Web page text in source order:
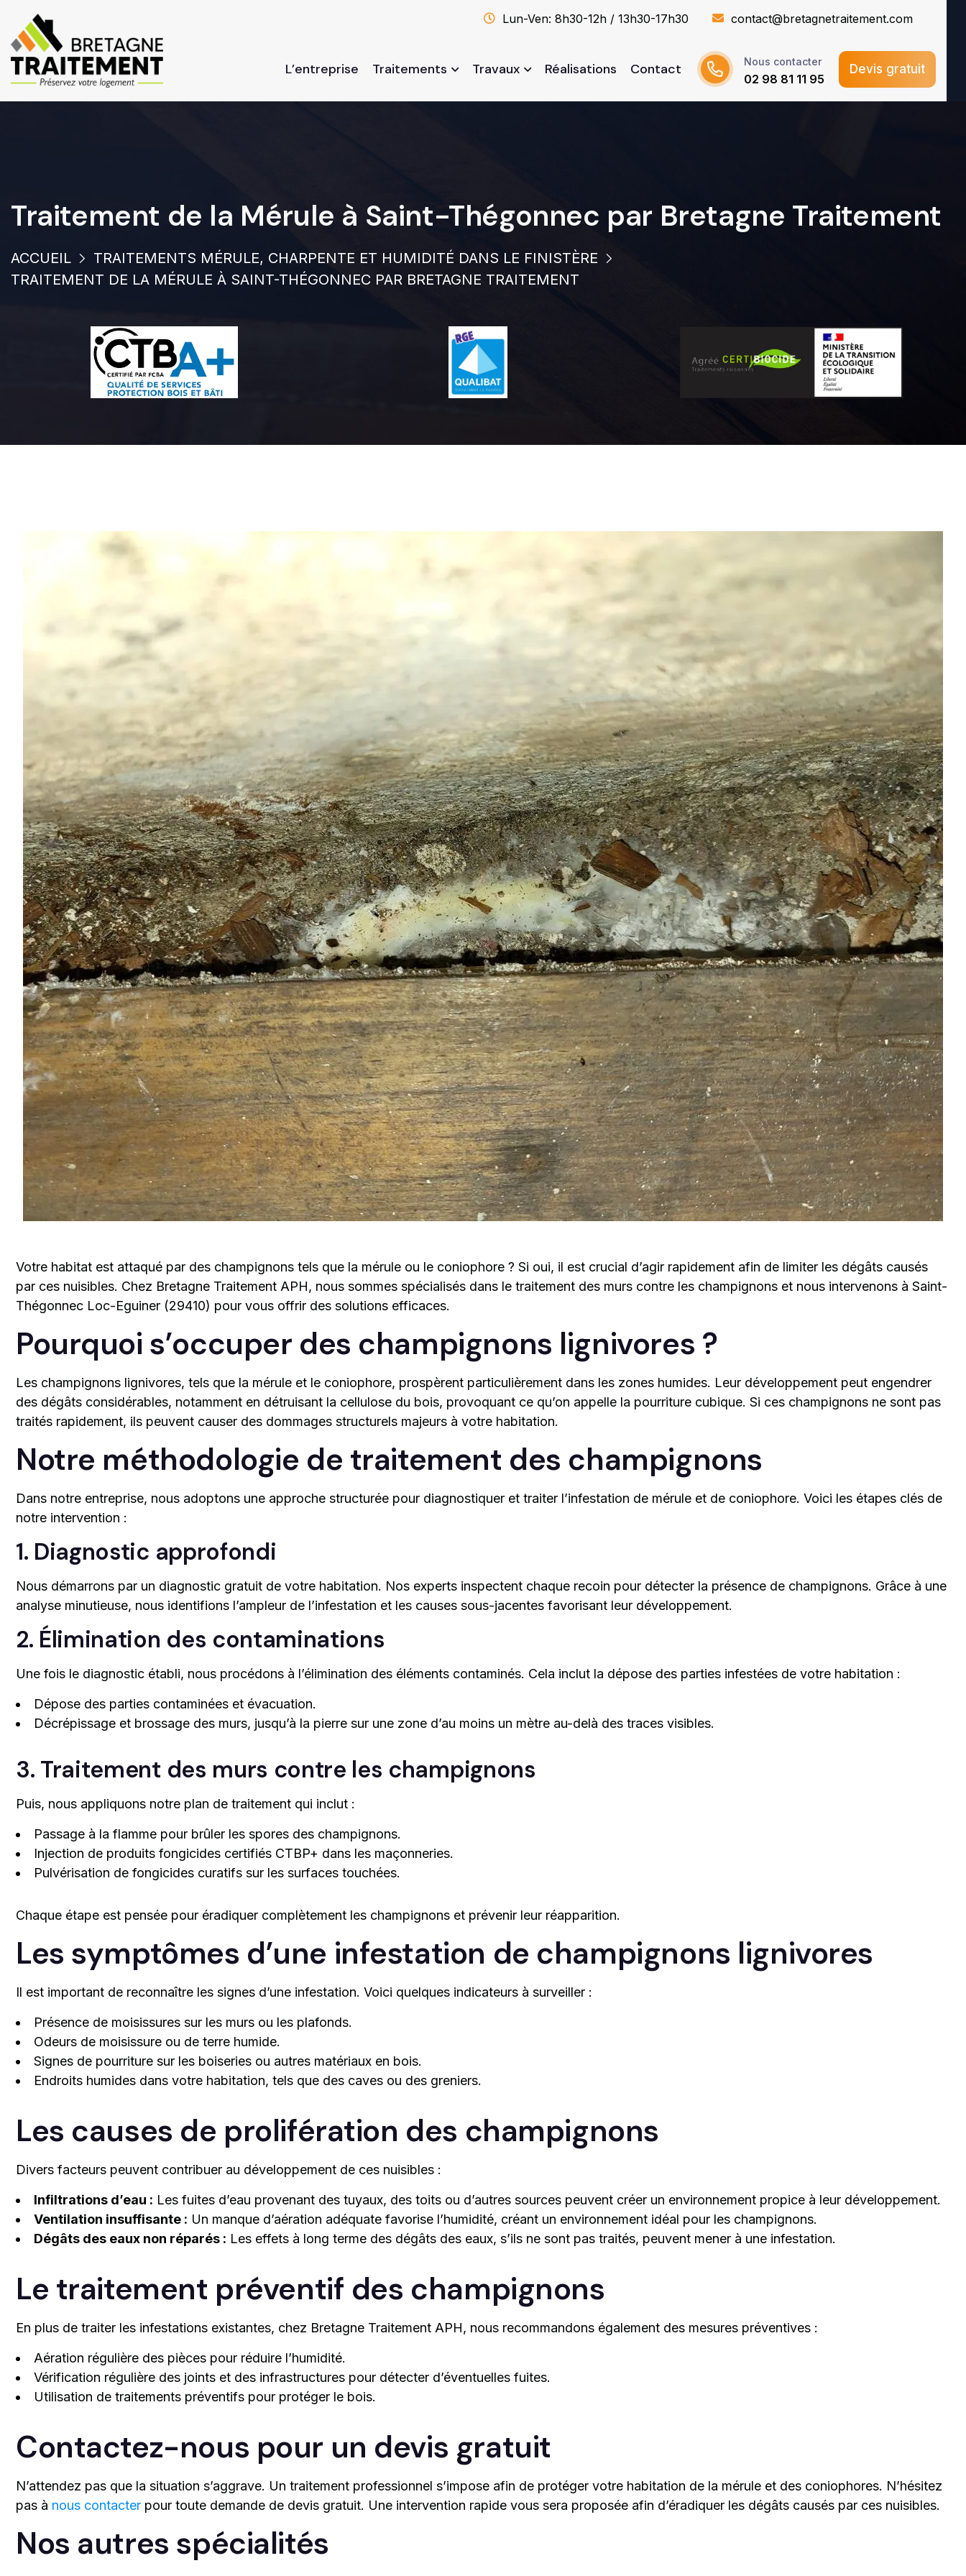
Lun-Ven: 8h30-12h / 13h30-17h30 contact@bretagnetraitement.com
L’entreprise Traitements Travaux Réalisations Contact Nous contacter
02 98 81 11 95
Devis gratuit
Traitement de la Mérule à Saint-Thégonnec par Bretagne Traitement
ACCUEIL
TRAITEMENTS MÉRULE, CHARPENTE ET HUMIDITÉ DANS LE FINISTÈRE
TRAITEMENT DE LA MÉRULE À SAINT-THÉGONNEC PAR BRETAGNE TRAITEMENT
Votre habitat est attaqué par des champignons tels que la mérule ou le coniophore ? Si oui, il est crucial d’agir rapidement afin de limiter les dégâts causés
par ces nuisibles. Chez Bretagne Traitement APH, nous sommes spécialisés dans le traitement des murs contre les champignons et nous intervenons à Saint-
Thégonnec Loc-Eguiner (29410) pour vous offrir des solutions efficaces.
Pourquoi s’occuper des champignons lignivores ?
Les champignons lignivores, tels que la mérule et le coniophore, prospèrent particulièrement dans les zones humides. Leur développement peut engendrer
des dégâts considérables, notamment en détruisant la cellulose du bois, provoquant ce qu’on appelle la pourriture cubique. Si ces champignons ne sont pas
traités rapidement, ils peuvent causer des dommages structurels majeurs à votre habitation.
Notre méthodologie de traitement des champignons
Dans notre entreprise, nous adoptons une approche structurée pour diagnostiquer et traiter l’infestation de mérule et de coniophore. Voici les étapes clés de
notre intervention :
1. Diagnostic approfondi
Nous démarrons par un diagnostic gratuit de votre habitation. Nos experts inspectent chaque recoin pour détecter la présence de champignons. Grâce à une
analyse minutieuse, nous identifions l’ampleur de l’infestation et les causes sous-jacentes favorisant leur développement.
2. Élimination des contaminations
Une fois le diagnostic établi, nous procédons à l’élimination des éléments contaminés. Cela inclut la dépose des parties infestées de votre habitation :
Dépose des parties contaminées et évacuation.
Décrépissage et brossage des murs, jusqu’à la pierre sur une zone d’au moins un mètre au-delà des traces visibles.
3. Traitement des murs contre les champignons
Puis, nous appliquons notre plan de traitement qui inclut :
Passage à la flamme pour brûler les spores des champignons.
Injection de produits fongicides certifiés CTBP+ dans les maçonneries.
Pulvérisation de fongicides curatifs sur les surfaces touchées.
Chaque étape est pensée pour éradiquer complètement les champignons et prévenir leur réapparition.
Les symptômes d’une infestation de champignons lignivores
Il est important de reconnaître les signes d’une infestation. Voici quelques indicateurs à surveiller :
Présence de moisissures sur les murs ou les plafonds.
Odeurs de moisissure ou de terre humide.
Signes de pourriture sur les boiseries ou autres matériaux en bois.
Endroits humides dans votre habitation, tels que des caves ou des greniers.
Les causes de prolifération des champignons
Divers facteurs peuvent contribuer au développement de ces nuisibles :
Infiltrations d’eau : Les fuites d’eau provenant des tuyaux, des toits ou d’autres sources peuvent créer un environnement propice à leur développement.
Ventilation insuffisante : Un manque d’aération adéquate favorise l’humidité, créant un environnement idéal pour les champignons.
Dégâts des eaux non réparés : Les effets à long terme des dégâts des eaux, s’ils ne sont pas traités, peuvent mener à une infestation.
Le traitement préventif des champignons
En plus de traiter les infestations existantes, chez Bretagne Traitement APH, nous recommandons également des mesures préventives :
Aération régulière des pièces pour réduire l’humidité.
Vérification régulière des joints et des infrastructures pour détecter d’éventuelles fuites.
Utilisation de traitements préventifs pour protéger le bois.
Contactez-nous pour un devis gratuit
N’attendez pas que la situation s’aggrave. Un traitement professionnel s’impose afin de protéger votre habitation de la mérule et des coniophores. N’hésitez
pas à nous contacter pour toute demande de devis gratuit. Une intervention rapide vous sera proposée afin d’éradiquer les dégâts causés par ces nuisibles.
Nos autres spécialités